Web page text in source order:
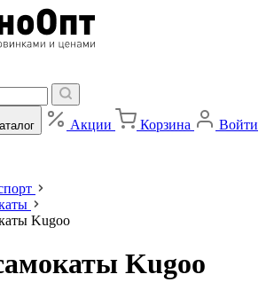
Акции Корзина Войти
Kugoo
Kugoo